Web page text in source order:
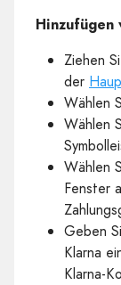
Hinzufügen
Ziehen
der
Wählen
Wählen
Wählen
Fenster
Geben
Klarna
Klarna-